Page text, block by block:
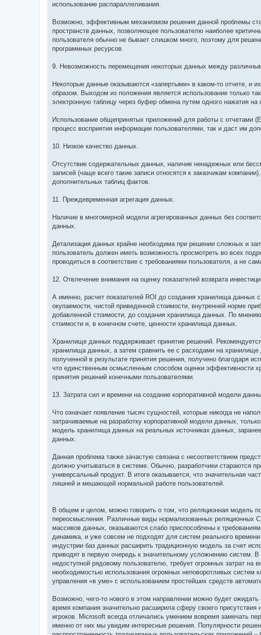
использование распараллеливания.
Возможно, эффективным механизмом решения данной проблемы
пространств данных, позволяющее пользователю наиболее
пользователя обычно не бывает слишком много, поэтому для
программных ресурсов.
9. Невозможность перемещения некоторых данных между
Некоторые данные оказываются «запертыми» в каком-то отчете, и
образом. Выходом из положения является использование только
электронную таблицу через буфер обмена путем одного нажатия
Использование общепринятых приложений для работы с отчетами
процесс восприятия информации пользователями, так и даст им
10. Низкое качество данных.
Отсутствие содержательных данных, наличие ненадежных или
записей (чаще всего такие записи относятся к заказчикам
дополнительных таблиц фактов.
11. Преждевременная агрегация данных.
Наличие в многомерной модели агрегированных данных без
данных.
Детализация данных крайне необходима при решении сложных и
пользователь должен иметь возможность просмотреть во всех
проводиться в соответствие с требованиями пользователя, а не
12. Отвлечение внимания на оценку показателей возврата
А именно, расчет показателей ROI до создания хранилища данных
окупаемости, чистой приведенной стоимости, внутренней норме
добавленной стоимости, до создания хранилища данных. По
стоимости и, в конечном счете, ценности хранилища данных.
Хранилище данных поддерживает принятие решений.
хранилища данных, а затем сравнить ее с расходами на
полученной в результате принятия решения, получено благодаря
что единственным осмысленным способом оценки эффективности
принятия решений конечными пользователями.
13. Затрата сил и времени на создание корпоративной модели
Что означает появление тысяч сущностей, которые никогда не
затрачиваемые на разработку корпоративной модели данных,
модель хранилища данных на реальных источниках данных,
данных.
Данная проблема также зачастую связана с несоответствием
должно учитываться в системе. Обычно, разработчики стараются
универсальный продукт. В итоге оказывается, что значительная
лишней и мешающей нормальной работе пользователей.
В общем и целом, можно говорить о том, что реляционная модель
переосмысления. Различные виды нормализованных реляционных
массивов данных, оказываются слабо приспособлены к
динамика, и уже совсем не подходят для систем реального
индустрии баз данных расширить традиционную модель за счет
приводят в первую очередь к значительному усложнению систем.
недоступной рядовому пользователю, требует огромных затрат на
необходимостью использования огромных неповоротливых систем
управления «в уме» с использованием простейших средств
Возможно, чего-то нового в этом направлении можно будет
время компания значительно расширила сферу своего
игроков. Microsoft всегда отличались умением вовремя замечать
именно от них мы увидим интересные решения. Популярности